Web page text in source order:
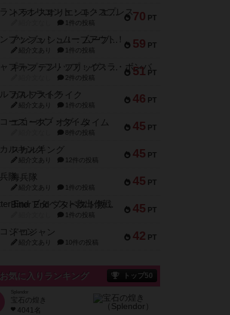
70 PT
トランスオリエント・エクスプレス
1件の投稿
59 PT
アンブッシュ！：ムーブアウト！
紹介文あり 1件の投稿
51 PT
キャプテン・フリップ：イスラ・ボンバ
2件の投稿
46 PT
ガルフストライク
紹介文あり 1件の投稿
45 PT
エコーズ・オブ・タイム
8件の投稿
45 PT
スカルキング
紹介文あり 12件の投稿
45 PT
海兵隊
紹介文あり 1件の投稿
45 PT
Bitter End ブタペスト救出作戦
1件の投稿
42 PT
ドコジャン
紹介文あり 10件の投稿
お気に入りランキング トップ50
宝石の煌き
4041名